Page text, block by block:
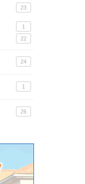
23
1
22
24
1
26